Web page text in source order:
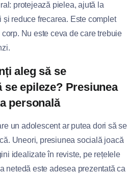
protejează pielea, ajută la
reduce frecarea. Este complet
Nu este ceva de care trebuie
aleg să se
se epileze? Presiunea
personală
un adolescent ar putea dori să se
Uneori, presiunea socială joacă
idealizate în reviste, pe rețelele
netedă este adesea prezentată ca